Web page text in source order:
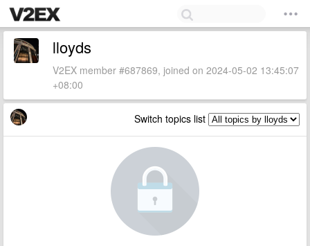
lloyds
V2EX member #687869, joined on 2024-05-02 13:45:07
+08:00
Switch topics list